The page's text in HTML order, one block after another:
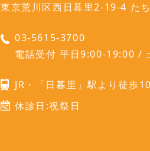
東京荒川区西日暮里2-19-4 た
03-5615-3700
電話受付 平日9:00-19:00 /
JR・「日暮里」駅より徒歩
休診日:祝祭日